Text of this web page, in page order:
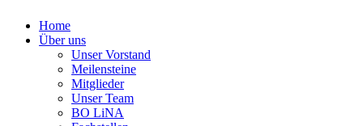
Home
Über uns
Unser Vorstand
Meilensteine
Mitglieder
Unser Team
BO LiNA